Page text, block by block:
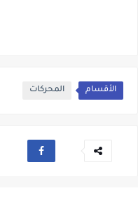
الأقسام المحركات